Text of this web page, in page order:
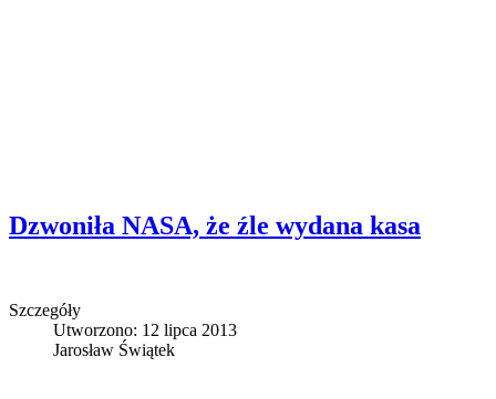
Dzwoniła NASA, że źle wydana kasa
Szczegóły
Utworzono: 12 lipca 2013
Jarosław Świątek